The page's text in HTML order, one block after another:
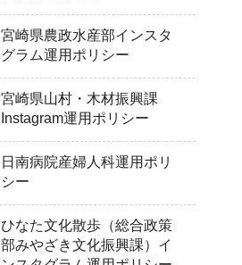
宮崎県農政水産部インスタ
グラム運用ポリシー
宮崎県山村・木材振興課
Instagram運用ポリシー
日南病院産婦人科運用ポリ
シー
ひなた文化散歩（総合政策
部みやざき文化振興課）イ